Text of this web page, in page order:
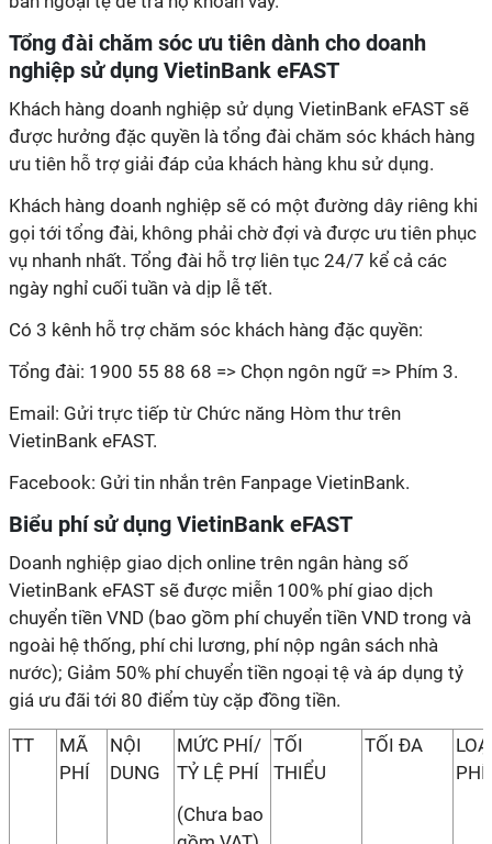
Tổng đài chăm sóc ưu tiên dành cho doanh
nghiệp sử dụng VietinBank eFAST
Khách hàng doanh nghiệp sử dụng VietinBank eFAST sẽ
được hưởng đặc quyền là tổng đài chăm sóc khách hàng
ưu tiên hỗ trợ giải đáp của khách hàng khu sử dụng.
Khách hàng doanh nghiệp sẽ có một đường dây riêng khi
gọi tới tổng đài, không phải chờ đợi và được ưu tiên phục
vụ nhanh nhất. Tổng đài hỗ trợ liên tục 24/7 kể cả các
ngày nghỉ cuối tuần và dịp lễ tết.
Có 3 kênh hỗ trợ chăm sóc khách hàng đặc quyền:
Tổng đài: 1900 55 88 68 => Chọn ngôn ngữ => Phím 3.
Email: Gửi trực tiếp từ Chức năng Hòm thư trên
VietinBank eFAST.
Facebook: Gửi tin nhắn trên Fanpage VietinBank.
Biểu phí sử dụng VietinBank eFAST
Doanh nghiệp giao dịch online trên ngân hàng số
VietinBank eFAST sẽ được miễn 100% phí giao dịch
chuyển tiền VND (bao gồm phí chuyển tiền VND trong và
ngoài hệ thống, phí chi lương, phí nộp ngân sách nhà
nước); Giảm 50% phí chuyển tiền ngoại tệ và áp dụng tỷ
giá ưu đãi tới 80 điểm tùy cặp đồng tiền.
TT
MÃ
PHÍ
NỘI
DUNG
MỨC PHÍ/
TỶ LỆ PHÍ
(Chưa bao
TỐI
THIỂU
TỐI ĐA
PHÍ